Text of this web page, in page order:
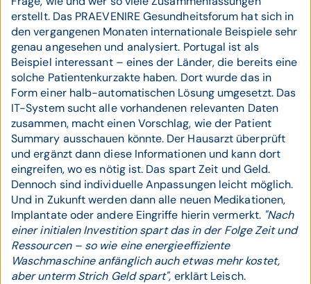
erstellt. Das PRAEVENIRE Gesundheitsforum hat sich in
den vergangenen Monaten internationale Beispiele sehr
genau angesehen und analysiert. Portugal ist als
Beispiel interessant – eines der Länder, die bereits eine
solche Patientenkurzakte haben. Dort wurde das in
Form einer halb-automatischen Lösung umgesetzt. Das
IT-System sucht alle vorhandenen relevanten Daten
zusammen, macht einen Vorschlag, wie der Patient
Summary ausschauen könnte. Der Hausarzt überprüft
und ergänzt dann diese Informationen und kann dort
eingreifen, wo es nötig ist. Das spart Zeit und Geld.
Dennoch sind individuelle Anpassungen leicht möglich.
Und in Zukunft werden dann alle neuen Medikationen,
Implantate oder andere Eingriffe hierin vermerkt. "Nach
einer initialen Investition spart das in der Folge Zeit und
Ressourcen – so wie eine energieeffiziente
Waschmaschine anfänglich auch etwas mehr kostet,
aber unterm Strich Geld spart", erklärt Leisch.